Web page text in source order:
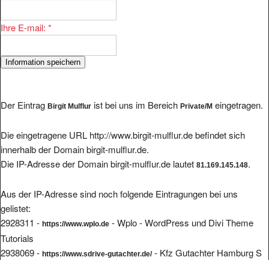
Ihre E-mail: *
Der Eintrag Birgit Mulflur ist bei uns im Bereich Private/M eingetragen.
Die eingetragene URL http://www.birgit-mulflur.de befindet sich
innerhalb der Domain birgit-mulflur.de.
Die IP-Adresse der Domain birgit-mulflur.de lautet 81.169.145.148.
Aus der IP-Adresse sind noch folgende Eintragungen bei uns
gelistet:
2928311 - https://www.wplo.de - Wplo - WordPress und Divi Theme
Tutorials
2938069 - https://www.sdrive-gutachter.de/- Kfz Gutachter Hamburg S